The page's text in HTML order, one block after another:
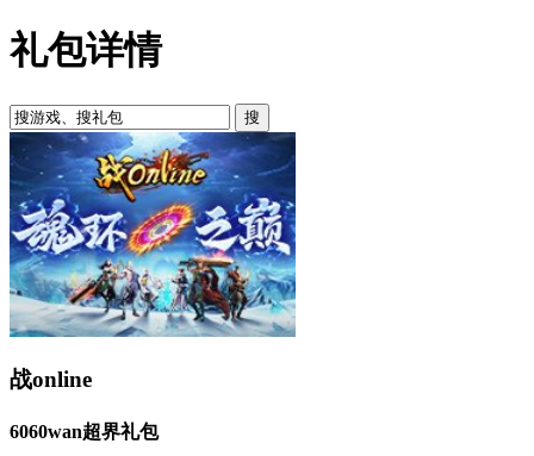
礼包详情
战online
6060wan超界礼包